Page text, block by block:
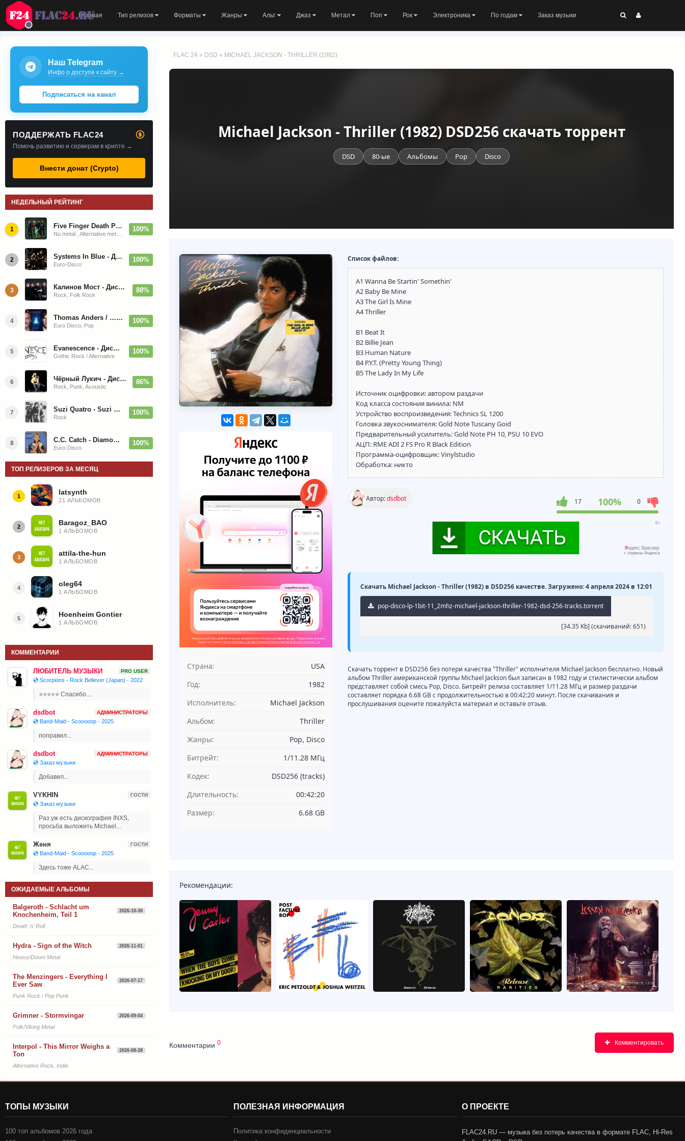
Главная Тип релизов Форматы Жанры Альт Джаз Метал Поп Рок Электроника По годам Заказ музыки
FLAC 24 » DSD » MICHAEL JACKSON - THRILLER (1982)
Michael Jackson - Thriller (1982) DSD256 скачать торрент
DSD 80-ые Альбомы Pop Disco
Страна:
USA
Год:
1982
Исполнитель:
Michael Jackson
Альбом:
Thriller
Жанры:
Pop, Disco
Битрейт:
1/11.28 МГц
Кодек:
DSD256 (tracks)
Длительность:
00:42:20
Размер:
6.68 GB
Список файлов:
A1 Wanna Be Startin' Somethin'
A2 Baby Be Mine
A3 The Girl Is Mine
A4 Thriller
B1 Beat It
B2 Billie Jean
B3 Human Nature
B4 P.Y.T. (Pretty Young Thing)
B5 The Lady In My Life
Источник оцифровки: автором раздачи
Код класса состояния винила: NM
Устройство воспроизведения: Technics SL 1200
Головка звукоснимателя: Gold Note Tuscany Goid
Предварительный усилитель: Gold Note PH 10, PSU 10 EVO
АЦП: RME ADI 2 FS Pro R Black Edition
Программа-оцифровщик: Vinylstudio
Обработка: никто
Автор:dsdbot 17 100% 0
Скачать Michael Jackson - Thriller (1982) в DSD256 качестве. Загружено: 4 апреля 2024 в 12:01
pop-disco-lp-1bit-11_2mhz-michael-jackson-thriller-1982-dsd-256-tracks.torrent
[34.35 Kb] (cкачиваний: 651)
Скачать торрент в DSD256 без потери качества "Thriller" исполнителя Michael Jackson бесплатно. Новый
альбом Thriller американской группы Michael Jackson был записан в 1982 году и стилистически альбом
представляет собой смесь Pop, Disco. Битрейт релиза составляет 1/11.28 МГц и размер раздачи
составляет порядка 6.68 GB с продолжительностью в 00:42:20 минут. После скачивания и
прослушивания оцените пожалуйста материал и оставьте отзыв.
Рекомендации:
Комментарии 0 Комментировать
Наш Telegram
Инфо о доступе к сайту →
Подписаться на канал
ПОДДЕРЖАТЬ FLAC24
Помочь развитию и серверам в крипте →
Внести донат (Crypto)
НЕДЕЛЬНЫЙ РЕЙТИНГ
1 Five Finger Death Punch - Дискография (2008-2026) 100%
2 Systems In Blue - Дискография (2020-2026)
Euro-Disco
100%
3 Калинов Мост - Дискография (1986-2026)
Rock, Folk Rock
88%
4 Thomas Anders / … Sings Modern Talking: The Best hi-res
Euro Disco, Pop
100%
5 Evanescence - Дискография (1998-2026)
Gothic Rock / Alternative
100%
6 Чёрный Лукич - Дискография (1987-2014)
Rock, Punk, Acoustic
86%
7 Suzi Quatro - Suzi Quatro (Bonus Tracks, Remaster) 1973/2022
Rock
100%
8 C.C. Catch - Diamonds. Her Greatest Hits 1988
Euro-Disco
100%
ТОП РЕЛИЗЕРОВ ЗА МЕСЯЦ
1 latsynth
21 АЛЬБОМОВ
2 Baragoz_BAO
1 АЛЬБОМОВ
3 attila-the-hun
1 АЛЬБОМОВ
4 oleg64
1 АЛЬБОМОВ
5 Hoenheim Gontier
1 АЛЬБОМОВ
КОММЕНТАРИИ
ЛЮБИТЕЛЬ МУЗЫКИ PRO USER
💿 Scorpions - Rock Believer (Japan) - 2022
⭐⭐⭐⭐⭐ Спасибо....
dsdbot АДМИНИСТРАТОРЫ
💿 Band-Maid - Scooooop - 2025
поправил...
dsdbot АДМИНИСТРАТОРЫ
💿 Заказ музыки
Добавил...
VYKHIN ГОСТИ
💿 Заказ музыки
Раз уж есть дискография INXS,
просьба выложить Michael...
Женя ГОСТИ
💿 Band-Maid - Scooooop - 2025
Здесь тоже ALAC...
ОЖИДАЕМЫЕ АЛЬБОМЫ
Balgeroth - Schlacht um
Knochenheim, Teil 1
2026-10-30
Death 'n' Roll
Hydra - Sign of the Witch 2026-11-01
Heavy/Doom Metal
The Menzingers - Everything I
Ever Saw
2026-07-17
Punk Rock / Pop Punk
Grimner - Stormvingar 2026-09-04
Folk/Viking Metal
Interpol - This Mirror Weighs a
Ton
2026-08-28
Alternative Rock, Indie
ТОПЫ МУЗЫКИ
100 топ альбомов 2026 года
ПОЛЕЗНАЯ ИНФОРМАЦИЯ
Политика конфиденциальности
О ПРОЕКТЕ
FLAC24.RU — музыка без потерь качества в формате FLAC, Hi-Res